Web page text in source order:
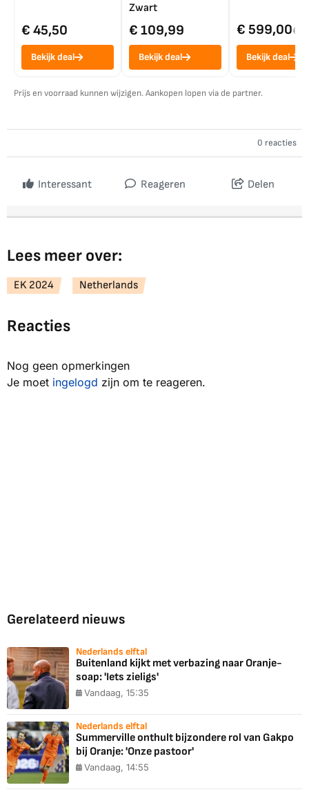
€ 45,50
Bekijk deal
Zwart
€ 109,99
Bekijk deal
€ 599,00€
Bekijk deal
Prijs en voorraad kunnen wijzigen. Aankopen lopen via de partner.
0 reacties
Interessant Reageren Delen
Lees meer over:
EK 2024 Netherlands
Reacties
Nog geen opmerkingen
Je moet ingelogd zijn om te reageren.
Gerelateerd nieuws
Nederlands elftal
Buitenland kijkt met verbazing naar Oranje-
soap: 'Iets zieligs'
Vandaag, 15:35
Nederlands elftal
Summerville onthult bijzondere rol van Gakpo
bij Oranje: 'Onze pastoor'
Vandaag, 14:55